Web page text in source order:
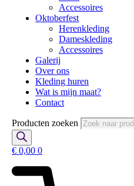
Accessoires
Oktoberfest
Herenkleding
Dameskleding
Accessoires
Galerij
Over ons
Kleding huren
Wat is mijn maat?
Contact
Producten zoeken
€ 0,00 0